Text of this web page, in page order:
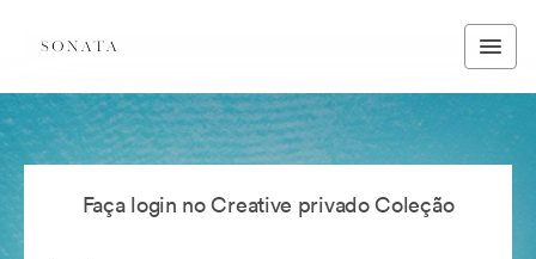
Faça login no Creative privado Coleção